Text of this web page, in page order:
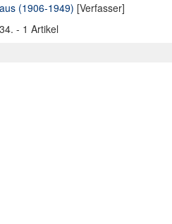
(1906-1949) [Verfasser]
- 1 Artikel